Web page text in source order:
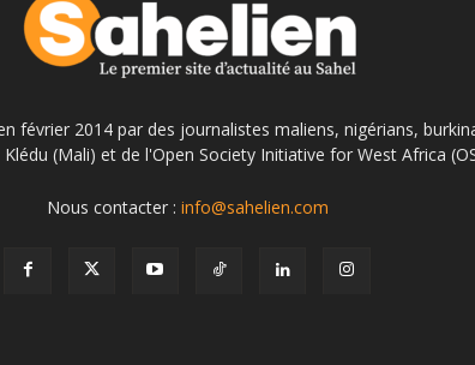
février 2014 par des journalistes maliens, nigérians,
(Mali) et de l'Open Society Initiative for West Africa
Nous contacter : info@sahelien.com